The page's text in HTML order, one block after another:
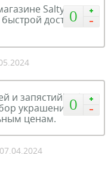
0
Salty!
доставкой
0
и запястий! Salty
украшений и
ценам.